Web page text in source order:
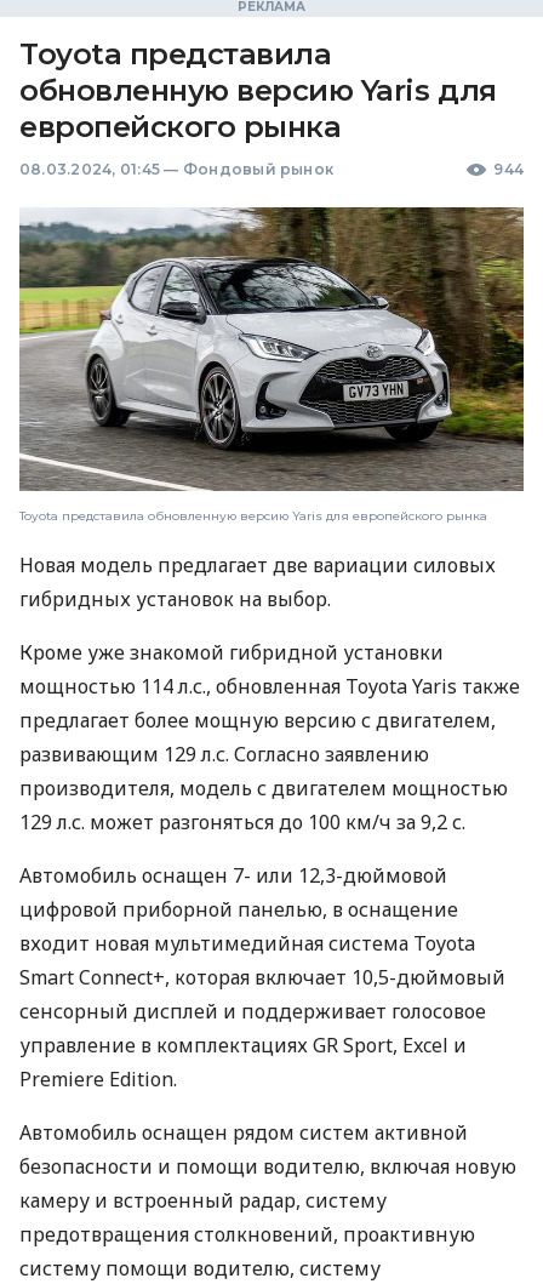
Toyota представила
обновленную версию Yaris для
европейского рынка
08.03.2024, 01:45 — Фондовый рынок 944
Toyota представила обновленную версию Yaris для европейского рынка
Новая модель предлагает две вариации силовых
гибридных установок на выбор.
Кроме уже знакомой гибридной установки
мощностью 114 л.с., обновленная Toyota Yaris также
предлагает более мощную версию с двигателем,
развивающим 129 л.с. Согласно заявлению
производителя, модель с двигателем мощностью
129 л.с. может разгоняться до 100 км/ч за 9,2 с.
Автомобиль оснащен 7- или 12,3-дюймовой
цифровой приборной панелью, в оснащение
входит новая мультимедийная система Toyota
Smart Connect+, которая включает 10,5-дюймовый
сенсорный дисплей и поддерживает голосовое
управление в комплектациях GR Sport, Excel и
Premiere Edition.
Автомобиль оснащен рядом систем активной
безопасности и помощи водителю, включая новую
камеру и встроенный радар, систему
предотвращения столкновений, проактивную
систему помощи водителю, систему